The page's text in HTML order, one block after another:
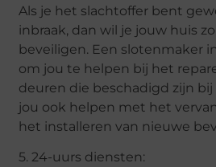
Als je het slachtoffer bent
inbraak, dan wil je jouw huis
beveiligen. Een slotenmaker
om jou te helpen bij het
deuren die beschadigd zijn bij
jou ook helpen met het
het installeren van nieuwe
5. 24-uurs diensten: